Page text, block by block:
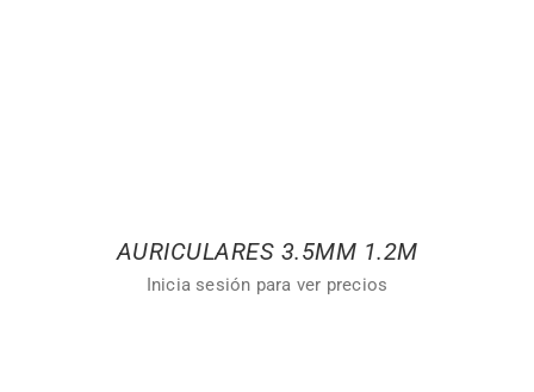
AURICULARES 3.5MM 1.2M
Inicia sesión para ver precios